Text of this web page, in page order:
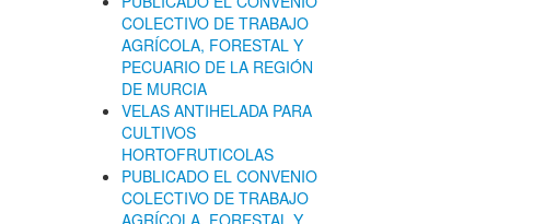
COLECTIVO DE TRABAJO
AGRÍCOLA, FORESTAL Y
PECUARIO DE LA REGIÓN
DE MURCIA
VELAS ANTIHELADA PARA
CULTIVOS
HORTOFRUTICOLAS
PUBLICADO EL CONVENIO
COLECTIVO DE TRABAJO